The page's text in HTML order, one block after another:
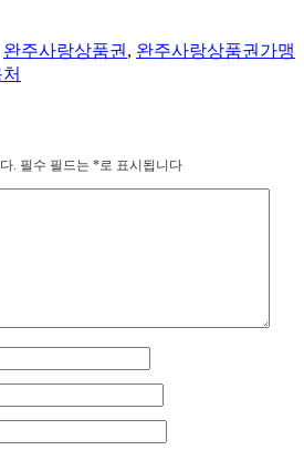
완주사랑상품권 , 완주사랑상품권가맹
. 필수 필드는 *로 표시됩니다